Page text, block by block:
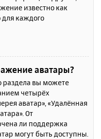
известно как
для каждого
аватары?
раздела вы можете
четырёх
аватар», «Удалённая
От
ли поддержка
могут быть доступны.